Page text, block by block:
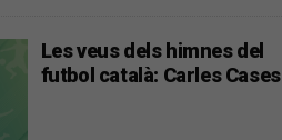
Les veus dels himnes del
futbol català: Carles Cases